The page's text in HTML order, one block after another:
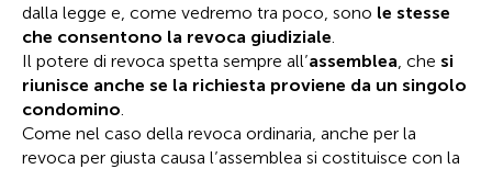
dalla legge e, come vedremo tra poco, sono le stesse
che consentono la revoca giudiziale.
Il potere di revoca spetta sempre all’assemblea, che si
riunisce anche se la richiesta proviene da un singolo
condomino.
Come nel caso della revoca ordinaria, anche per la
revoca per giusta causa l’assemblea si costituisce con la